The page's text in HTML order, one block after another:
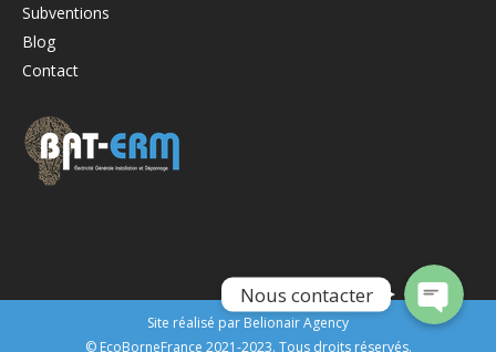
Subventions
Blog
Contact
Site réalisé par Belionair Agency
© EcoBorneFrance 2021-2023. Tous droits réservés.
Nous contacter